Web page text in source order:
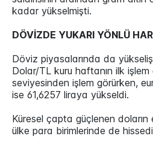
kadar yükselmişti.
DÖVİZDE YUKARI YÖNLÜ
Döviz piyasalarında da
Dolar/TL kuru haftanın ilk
seviyesinden işlem görürken,
ise 61,6257 liraya yükseldi.
Küresel çapta güçlenen
ülke para birimlerinde de